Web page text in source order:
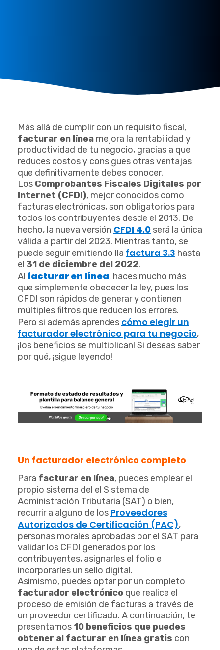
Más allá de cumplir con un requisito fiscal,
facturar en línea mejora la rentabilidad y
productividad de tu negocio, gracias a que
reduces costos y consigues otras ventajas
que definitivamente debes conocer.
Los Comprobantes Fiscales Digitales por
Internet (CFDI), mejor conocidos como
facturas electrónicas, son obligatorios para
todos los contribuyentes desde el 2013. De
hecho, la nueva versión CFDI 4.0 será la única
válida a partir del 2023. Mientras tanto, se
puede seguir emitiendo lla factura 3.3 hasta
el 31 de diciembre del 2022.
Al facturar en línea, haces mucho más
que simplemente obedecer la ley, pues los
CFDI son rápidos de generar y contienen
múltiples filtros que reducen los errores.
Pero si además aprendes cómo elegir un
facturador electrónico para tu negocio,
¡los beneficios se multiplican! Si deseas saber
por qué, ¡sigue leyendo!
Un facturador electrónico completo
Para facturar en línea, puedes emplear el
propio sistema del el Sistema de
Administración Tributaria (SAT) o bien,
recurrir a alguno de los Proveedores
Autorizados de Certificación (PAC),
personas morales aprobadas por el SAT para
validar los CFDI generados por los
contribuyentes, asignarles el folio e
incorporarles un sello digital.
Asimismo, puedes optar por un completo
facturador electrónico que realice el
proceso de emisión de facturas a través de
un proveedor certificado. A continuación, te
presentamos 10 beneficios que puedes
obtener al facturar en línea gratis con